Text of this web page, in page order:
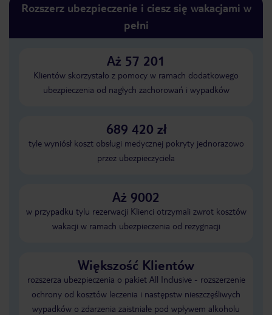
Rozszerz ubezpieczenie i ciesz się wakacjami w
pełni
Aż 57 201
Klientów skorzystało z pomocy w ramach dodatkowego
ubezpieczenia od nagłych zachorowań i wypadków
689 420 zł
tyle wyniósł koszt obsługi medycznej pokryty jednorazowo
przez ubezpieczyciela
Aż 9002
w przypadku tylu rezerwacji Klienci otrzymali zwrot kosztów
wakacji w ramach ubezpieczenia od rezygnacji
Większość Klientów
rozszerza ubezpieczenia o pakiet All Inclusive - rozszerzenie
ochrony od kosztów leczenia i następstw nieszczęśliwych
wypadków o zdarzenia zaistniałe pod wpływem alkoholu